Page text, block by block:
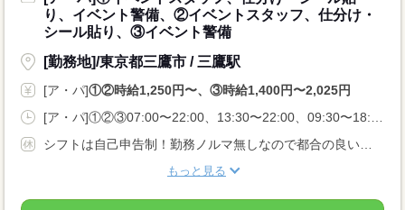
り、イベント警備、②イベントスタッフ、仕分け・
シール貼り、③イベント警備
[勤務地]/東京都三鷹市 / 三鷹駅
[ア・パ]①②時給1,250円〜、③時給1,400円〜2,025円
[ア・パ]①②③07:00〜22:00、13:30〜22:00、09:30〜18:00
シフトは自己申告制！勤務ノルマ無しなので都合の良い日に勤務ができます！休日設定も自由！
もっと見る